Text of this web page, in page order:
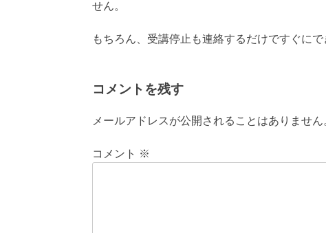
せん。
もちろん、受講停止も連絡するだけですぐに
コメントを残す
メールアドレスが公開されることはありません
コメント ※